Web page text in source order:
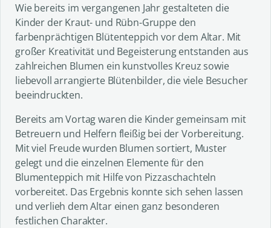
Wie bereits im vergangenen Jahr gestalteten die
Kinder der Kraut- und Rübn-Gruppe den
farbenprächtigen Blütenteppich vor dem Altar. Mit
großer Kreativität und Begeisterung entstanden aus
zahlreichen Blumen ein kunstvolles Kreuz sowie
liebevoll arrangierte Blütenbilder, die viele Besucher
beeindruckten.
Bereits am Vortag waren die Kinder gemeinsam mit
Betreuern und Helfern fleißig bei der Vorbereitung.
Mit viel Freude wurden Blumen sortiert, Muster
gelegt und die einzelnen Elemente für den
Blumenteppich mit Hilfe von Pizzaschachteln
vorbereitet. Das Ergebnis konnte sich sehen lassen
und verlieh dem Altar einen ganz besonderen
festlichen Charakter.